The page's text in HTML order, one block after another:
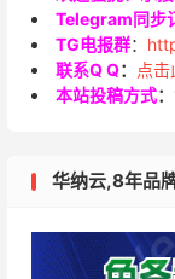
Telegram同步
TG电报群：
联系Q Q：
点
本站投稿方式：
华纳云,8年品